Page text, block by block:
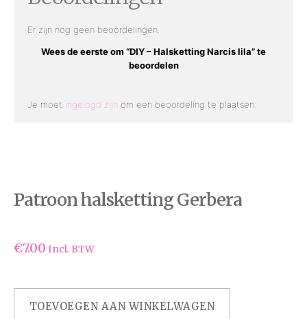
Patroon halsketting Gerbera
€7.00 Incl. BTW
TOEVOEGEN AAN WINKELWAGEN
Er zijn nog geen beoordelingen.
Wees de eerste om “DIY – Halsketting Narcis lila” te
beoordelen
Je moet ingelogd zijn om een beoordeling te plaatsen.